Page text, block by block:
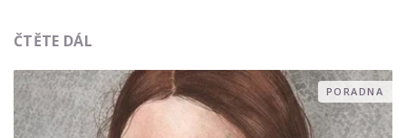
ČTĚTE DÁL
PORADNA